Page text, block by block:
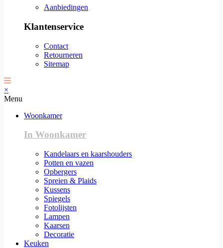
Aanbiedingen
Klantenservice
Contact
Retourneren
Sitemap
×
Menu
Woonkamer
In Woonkamer
Kandelaars en kaarshouders
Potten en vazen
Opbergers
Spreien & Plaids
Kussens
Spiegels
Fotolijsten
Lampen
Kaarsen
Decoratie
Keuken